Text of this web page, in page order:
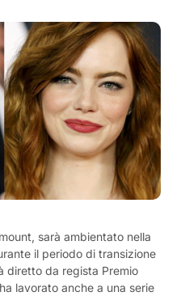
sarà ambientato nella
il periodo di transizione
diretto da regista Premio
lavorato anche a una serie